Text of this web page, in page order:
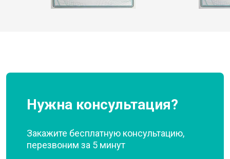
Нужна консультация?
Закажите бесплатную консультацию,
перезвоним за 5 минут